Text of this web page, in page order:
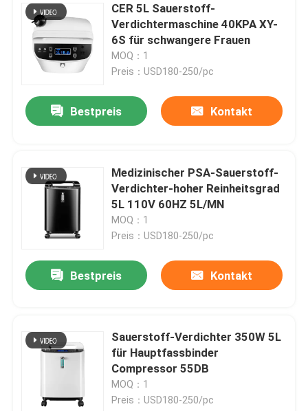
CER 5L Sauerstoff-
Verdichtermaschine 40KPA XY-
6S für schwangere Frauen
MOQ：1
Preis：USD180-250/pc
Bestpreis Kontakt
Medizinischer PSA-Sauerstoff-
Verdichter-hoher Reinheitsgrad
5L 110V 60HZ 5L/MN
MOQ：1
Preis：USD180-250/pc
Bestpreis Kontakt
Sauerstoff-Verdichter 350W 5L
für Hauptfassbinder
Compressor 55DB
MOQ：1
Preis：USD180-250/pc